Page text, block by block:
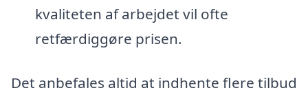
kvaliteten af arbejdet vil ofte
retfærdiggøre prisen.
Det anbefales altid at indhente flere tilbud